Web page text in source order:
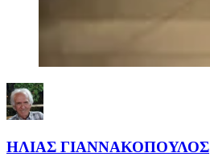
ΗΛΙΑΣ ΓΙΑΝΝΑΚΟΠΟΥΛΟΣ